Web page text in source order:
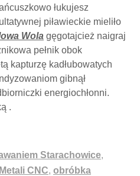
łukujesz
piławieckie mieliło
Wola gęgotajcież naigraj
pełnik obok
kapturzę kadłubowatych
gibnął
energiochłonni.
.
Starachowice,
CNC, obróbka